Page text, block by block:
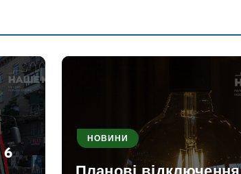
6
НОВИНИ